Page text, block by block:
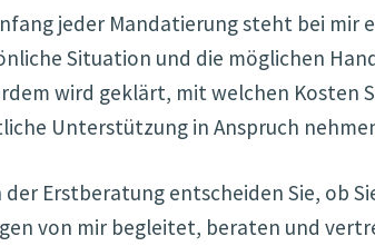
jeder Mandatierung steht bei mir
Situation und die möglichen
wird geklärt, mit welchen Kosten
Unterstützung in Anspruch
der Erstberatung entscheiden Sie, ob
von mir begleitet, beraten und